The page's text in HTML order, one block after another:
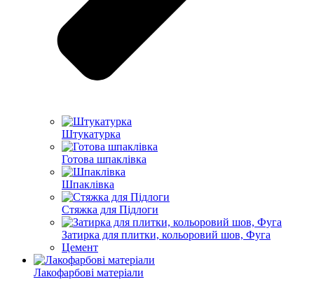
Штукатурка
Готова шпаклівка
Шпаклівка
Стяжка для Підлоги
Затирка для плитки, кольоровий шов, Фуга
Цемент
Лакофарбові матеріали